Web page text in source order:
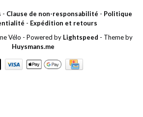
- Clause de non-responsabilité - Politique
- Expédition et retours
Vélo - Powered by Lightspeed - Theme by
Huysmans.me